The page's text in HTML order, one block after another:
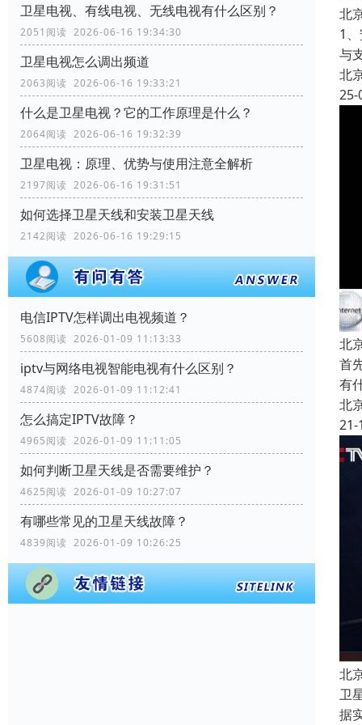
卫星电视、有线电视、无线电视有什么区别？
2051阅读 2026-06-16 19:34:30
卫星电视怎么调出频道
2063阅读 2026-06-16 19:33:21
什么是卫星电视？它的工作原理是什么？
2064阅读 2026-06-16 19:32:39
卫星电视：原理、优势与使用注意全解析
2197阅读 2026-06-16 19:31:51
如何选择卫星天线和安装卫星天线
2142阅读 2026-06-16 19:29:15
电信IPTV怎样调出电视频道？
5608阅读 2026-01-09 11:13:33
iptv与网络电视智能电视有什么区别？
4874阅读 2026-01-09 11:12:41
怎么搞定IPTV故障？
4965阅读 2026-01-09 11:11:05
如何判断卫星天线是否需要维护？
4625阅读 2026-01-09 10:27:07
有哪些常见的卫星天线故障？
4839阅读 2026-01-09 10:26:25
北
1
与
北
25-
北
首
有
北
21-
北
卫
据